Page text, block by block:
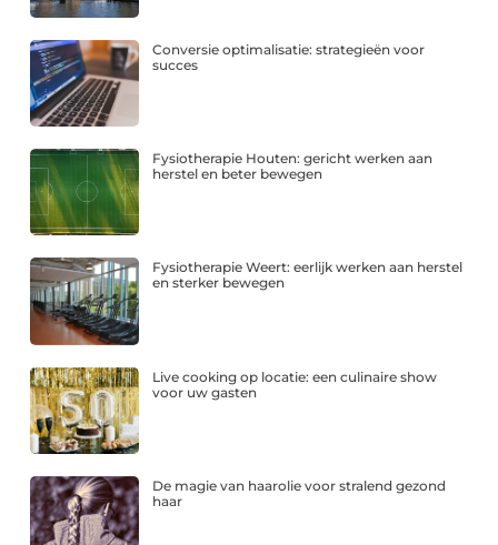
Conversie optimalisatie: strategieën voor
succes
Fysiotherapie Houten: gericht werken aan
herstel en beter bewegen
Fysiotherapie Weert: eerlijk werken aan herstel
en sterker bewegen
Live cooking op locatie: een culinaire show
voor uw gasten
De magie van haarolie voor stralend gezond
haar